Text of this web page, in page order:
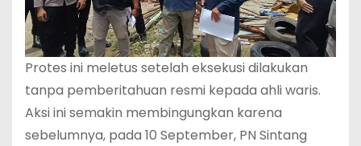
Protes ini meletus setelah eksekusi dilakukan
tanpa pemberitahuan resmi kepada ahli waris.
Aksi ini semakin membingungkan karena
sebelumnya, pada 10 September, PN Sintang